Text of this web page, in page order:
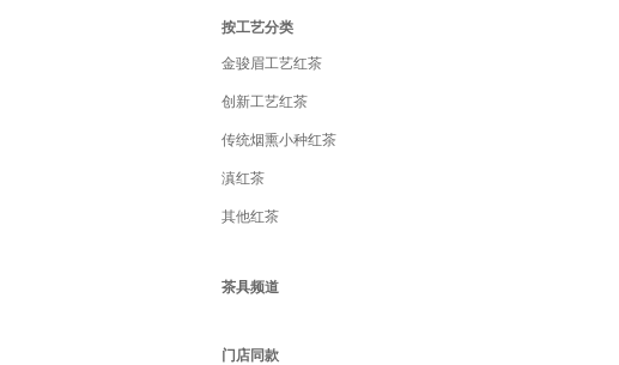
按工艺分类
金骏眉工艺红茶
创新工艺红茶
传统烟熏小种红茶
滇红茶
其他红茶
茶具频道
门店同款